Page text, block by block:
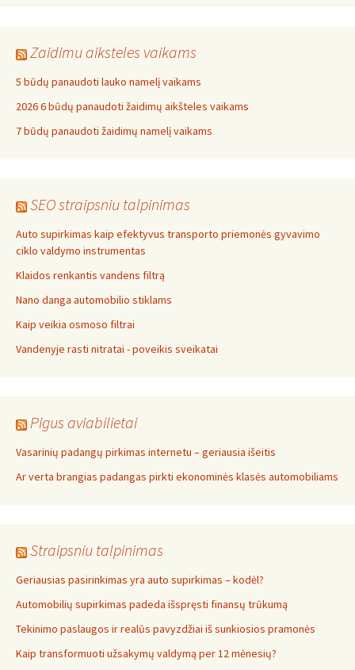
Zaidimu aiksteles vaikams
5 būdų panaudoti lauko namelį vaikams
2026 6 būdų panaudoti žaidimų aikšteles vaikams
7 būdų panaudoti žaidimų namelį vaikams
SEO straipsniu talpinimas
Auto supirkimas kaip efektyvus transporto priemonės gyvavimo
ciklo valdymo instrumentas
Klaidos renkantis vandens filtrą
Nano danga automobilio stiklams
Kaip veikia osmoso filtrai
Vandenyje rasti nitratai - poveikis sveikatai
Pigus aviabilietai
Vasarinių padangų pirkimas internetu – geriausia išeitis
Ar verta brangias padangas pirkti ekonominės klasės automobiliams
Straipsniu talpinimas
Geriausias pasirinkimas yra auto supirkimas – kodėl?
Automobilių supirkimas padeda išspręsti finansų trūkumą
Tekinimo paslaugos ir realūs pavyzdžiai iš sunkiosios pramonės
Kaip transformuoti užsakymų valdymą per 12 mėnesių?